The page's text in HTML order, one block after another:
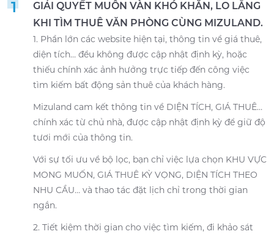
1
GIẢI QUYẾT MUÔN VÀN KHÓ KHĂN, LO LẮNG
KHI TÌM THUÊ VĂN PHÒNG CÙNG MIZULAND.
1. Phần lớn các website hiện tại, thông tin về giá thuê,
diện tích… đều không được cập nhật định kỳ, hoặc
thiếu chính xác ảnh hưởng trực tiếp đến công việc
tìm kiếm bất động sản thuê của khách hàng.
Mizuland cam kết thông tin về DIỆN TÍCH, GIÁ THUÊ…
chính xác từ chủ nhà, được cập nhật định kỳ để giữ độ
tươi mới của thông tin.
Với sự tối ưu về bộ lọc, bạn chỉ việc lựa chọn KHU VỰC
MONG MUỐN, GIÁ THUÊ KỲ VỌNG, DIỆN TÍCH THEO
NHU CẦU… và thao tác đặt lịch chỉ trong thời gian
ngắn.
2. Tiết kiệm thời gian cho việc tìm kiếm, đi khảo sát